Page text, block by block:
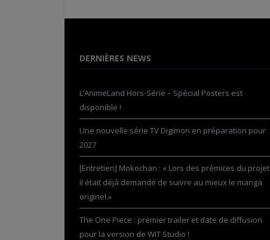
DERNIÈRES NEWS
L’AnimeLand Hors-Série – Spécial Posters est
disponible !
Une nouvelle série TV Digimon en préparation pour
2027
[Entretien] Mokochan : « Lors des prémices du projet,
il était déjà demandé de suivre au mieux le manga
originel.»
The One Piece : premier trailer et date de diffusion
pour la version de WIT Studio !